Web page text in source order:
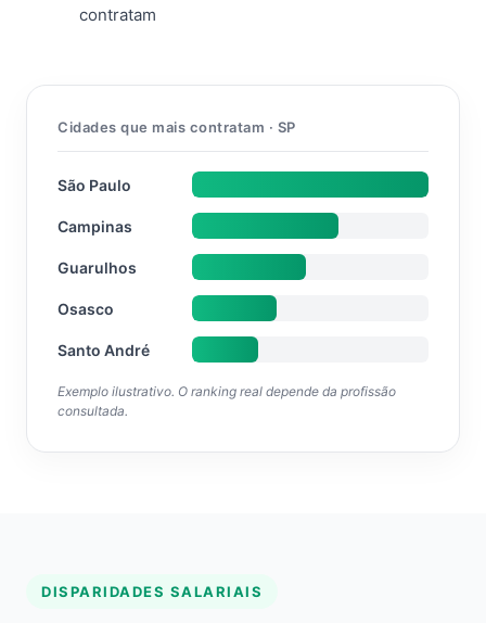
contratam
Cidades que mais contratam · SP
São Paulo
Campinas
Guarulhos
Osasco
Santo André
Exemplo ilustrativo. O ranking real depende da profissão
consultada.
DISPARIDADES SALARIAIS